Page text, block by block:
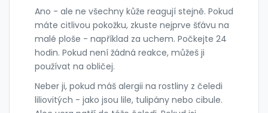
Ano - ale ne všechny kůže reagují stejně. Pokud
máte citlivou pokožku, zkuste nejprve šťávu na
malé ploše - například za uchem. Počkejte 24
hodin. Pokud není žádná reakce, můžeš ji
používat na obličej.
Neber ji, pokud máš alergii na rostliny z čeledi
liliovitých - jako jsou lile, tulipány nebo cibule.